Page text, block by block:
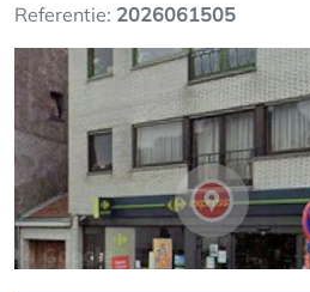
Referentie: 2026061505